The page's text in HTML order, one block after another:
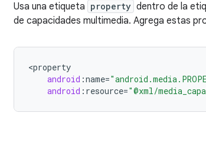
Usa una etiqueta property dentro de la
de capacidades multimedia. Agrega estas
<property
android :name=
android : resource="@xml/